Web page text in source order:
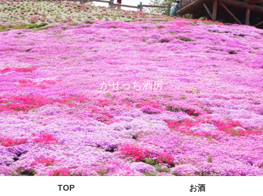
がせっち酒房
TOP お酒